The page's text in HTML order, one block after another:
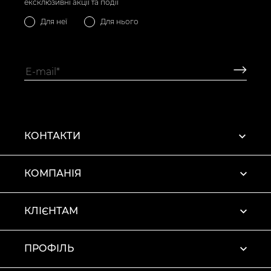
ексклюзивні акції та події
Для неї Для нього
КОНТАКТИ
КОМПАНІЯ
КЛІЄНТАМ
ПРОФІЛЬ